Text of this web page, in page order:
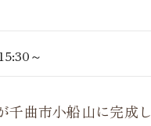
～
千曲市小船山に完成し